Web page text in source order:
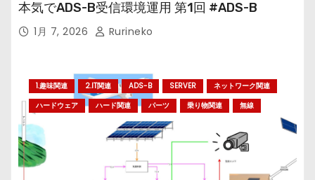
本気でADS-B受信環境運用 第1回 #ADS-B
1月 7, 2026 Rurineko
1.趣味関連 2.IT関連 ADS-B SERVER
ネットワーク関連
ハードウェア
ハード関連 パーツ 乗り物関連 無線